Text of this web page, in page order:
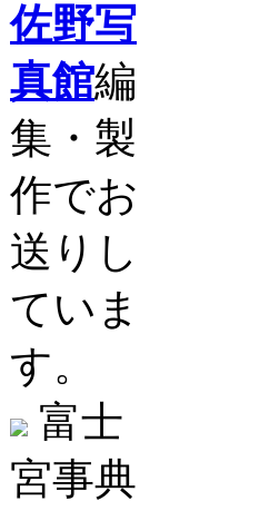
佐野写
真館編
集・製
作でお
送りし
ていま
す。
富士
宮事典